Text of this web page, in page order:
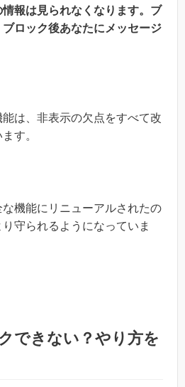
報は見られなくなります。ブ
ロック後あなたにメッセージ
は、非表示の欠点をすべて改
す。
機能にリニューアルされたの
守られるようになっていま
できない？やり方を